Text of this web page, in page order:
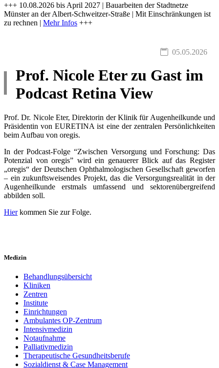
+++ 10.08.2026 bis April 2027 | Bauarbeiten der Stadtnetze
Münster an der Albert-Schweitzer-Straße | Mit Einschränkungen ist
zu rechnen | Mehr Infos +++
05.05.2026
Prof. Nicole Eter zu Gast im
Podcast Retina View
Prof. Dr. Nicole Eter, Direktorin der Klinik für Augenheilkunde und
Präsidentin von EURETINA ist eine der zentralen Persönlichkeiten
beim Aufbau von oregis.
In der Podcast-Folge “Zwischen Versorgung und Forschung: Das
Potenzial von oregis” wird ein genauerer Blick auf das Register
„oregis“ der Deutschen Ophthalmologischen Gesellschaft geworfen
– ein zukunftsweisendes Projekt, das die Versorgungsrealität in der
Augenheilkunde erstmals umfassend und sektorenübergreifend
abbilden soll.
Hierkommen Sie zur Folge.
Medizin
Behandlungsübersicht
Kliniken
Zentren
Institute
Einrichtungen
Ambulantes OP-Zentrum
Intensivmedizin
Notaufnahme
Palliativmedizin
Therapeutische Gesundheitsberufe
Sozialdienst & Case Management